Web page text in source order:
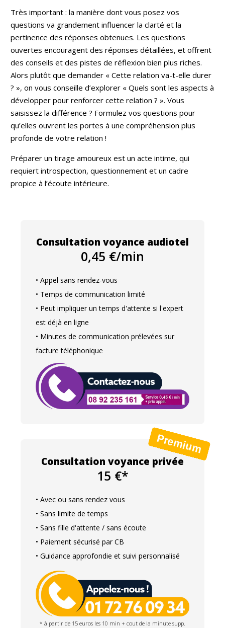
Très important : la manière dont vous posez vos
questions va grandement influencer la clarté et la
pertinence des réponses obtenues. Les questions
ouvertes encouragent des réponses détaillées, et offrent
des conseils et des pistes de réflexion bien plus riches.
Alors plutôt que demander « Cette relation va-t-elle durer
? », on vous conseille d’explorer « Quels sont les aspects à
développer pour renforcer cette relation ? ». Vous
saisissez la différence ? Formulez vos questions pour
qu’elles ouvrent les portes à une compréhension plus
profonde de votre relation !
Préparer un tirage amoureux est un acte intime, qui
requiert introspection, questionnement et un cadre
propice à l’écoute intérieure.
Consultation voyance audiotel
0,45 €/min
• Appel sans rendez-vous
• Temps de communication limité
• Peut impliquer un temps d'attente si l'expert
est déjà en ligne
• Minutes de communication prélevées sur
facture téléphonique
Consultation voyance privée
15 €*
• Avec ou sans rendez vous
• Sans limite de temps
• Sans fille d'attente / sans écoute
• Paiement sécurisé par CB
• Guidance approfondie et suivi personnalisé
* à partir de 15 euros les 10 min + cout de la minute supp.